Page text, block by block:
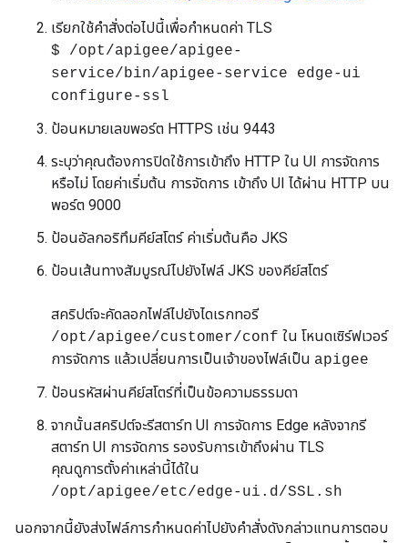
เรียกใช้คำสั่งต่อไปนี้เพื่อกำหนดค่า TLS
$ /opt/apigee/apigee-
service/bin/apigee-service edge-ui
configure-ssl
ป้อนหมายเลขพอร์ต HTTPS เช่น 9443
ระบุว่าคุณต้องการปิดใช้การเข้าถึง HTTP ใน UI การจัดการ
หรือไม่ โดยค่าเริ่มต้น การจัดการ เข้าถึง UI ได้ผ่าน HTTP บน
พอร์ต 9000
ป้อนอัลกอริทึมคีย์สโตร์ ค่าเริ่มต้นคือ JKS
ป้อนเส้นทางสัมบูรณ์ไปยังไฟล์ JKS ของคีย์สโตร์
สคริปต์จะคัดลอกไฟล์ไปยังไดเรกทอรี
/opt/apigee/customer/conf ใน โหนดเซิร์ฟเวอร์
การจัดการ แล้วเปลี่ยนการเป็นเจ้าของไฟล์เป็น apigee
ป้อนรหัสผ่านคีย์สโตร์ที่เป็นข้อความธรรมดา
จากนั้นสคริปต์จะรีสตาร์ท UI การจัดการ Edge หลังจากรี
สตาร์ท UI การจัดการ รองรับการเข้าถึงผ่าน TLS
คุณดูการตั้งค่าเหล่านี้ได้ใน
/opt/apigee/etc/edge-ui.d/SSL.sh
นอกจากนี้ยังส่งไฟล์การกำหนดค่าไปยังคำสั่งดังกล่าวแทนการตอบ